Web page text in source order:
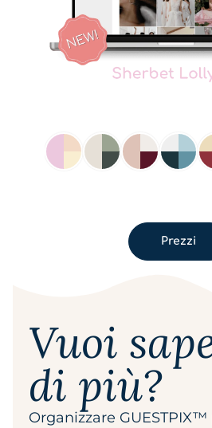
Prezzi
Vuoi
di più?
Organizzare